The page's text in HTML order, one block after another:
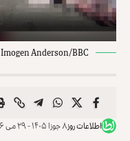
Imogen Anderson/BBC | شبکه‌های اجتماعی
اطلاعات روز۸ جوزا ۱۴۰۵ - ۲۹ می ۲۰۲۶